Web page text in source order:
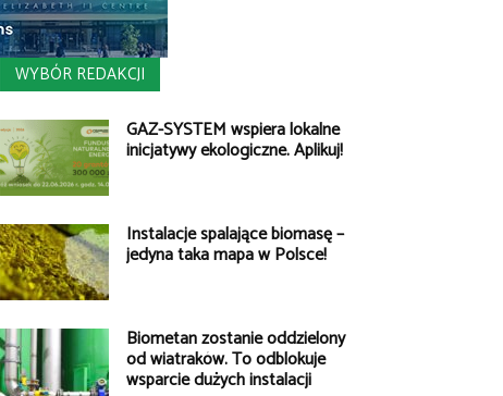
WYBÓR REDAKCJI
GAZ-SYSTEM wspiera lokalne
inicjatywy ekologiczne. Aplikuj!
Instalacje spalające biomasę –
jedyna taka mapa w Polsce!
Biometan zostanie oddzielony
od wiatraków. To odblokuje
wsparcie dużych instalacji